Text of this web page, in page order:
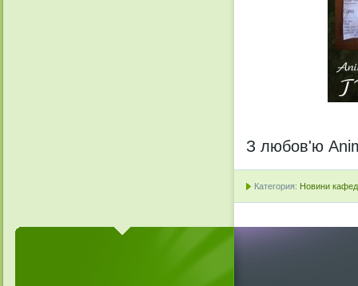
З любов'ю
Категория: Новини